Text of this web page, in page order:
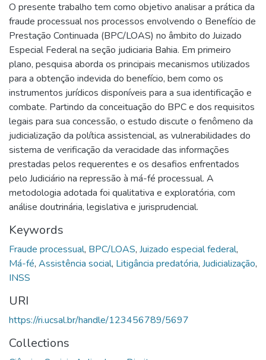
O presente trabalho tem como objetivo analisar a prática da
fraude processual nos processos envolvendo o Benefício de
Prestação Continuada (BPC/LOAS) no âmbito do Juizado
Especial Federal na seção judiciaria Bahia. Em primeiro
plano, pesquisa aborda os principais mecanismos utilizados
para a obtenção indevida do benefício, bem como os
instrumentos jurídicos disponíveis para a sua identificação e
combate. Partindo da conceituação do BPC e dos requisitos
legais para sua concessão, o estudo discute o fenômeno da
judicialização da política assistencial, as vulnerabilidades do
sistema de verificação da veracidade das informações
prestadas pelos requerentes e os desafios enfrentados
pelo Judiciário na repressão à má-fé processual. A
metodologia adotada foi qualitativa e exploratória, com
análise doutrinária, legislativa e jurisprudencial.
Keywords
Fraude processual, BPC/LOAS, Juizado especial federal,
Má-fé, Assistência social, Litigância predatória, Judicialização,
INSS
URI
https://ri.ucsal.br/handle/123456789/5697
Collections